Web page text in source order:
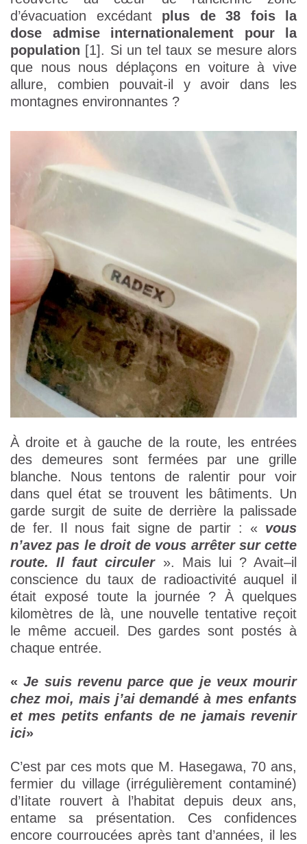
d’évacuation excédant plus de 38 fois la
dose admise internationalement pour la
population [1]. Si un tel taux se mesure alors
que nous nous déplaçons en voiture à vive
allure, combien pouvait-il y avoir dans les
montagnes environnantes ?
À droite et à gauche de la route, les entrées
des demeures sont fermées par une grille
blanche. Nous tentons de ralentir pour voir
dans quel état se trouvent les bâtiments. Un
garde surgit de suite de derrière la palissade
de fer. Il nous fait signe de partir : « vous
n’avez pas le droit de vous arrêter sur cette
route. Il faut circuler». Mais lui ? Avait–il
conscience du taux de radioactivité auquel il
était exposé toute la journée ? À quelques
kilomètres de là, une nouvelle tentative reçoit
le même accueil. Des gardes sont postés à
chaque entrée.
«Je suis revenu parce que je veux mourir
chez moi, mais j’ai demandé à mes enfants
et mes petits enfants de ne jamais revenir
ici»
C’est par ces mots que M. Hasegawa, 70 ans,
fermier du village (irrégulièrement contaminé)
d’Iitate rouvert à l’habitat depuis deux ans,
entame sa présentation. Ces confidences
encore courroucées après tant d’années, il les